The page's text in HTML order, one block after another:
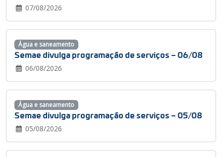
07/08/2026
Semae divulga programação de serviços – 06/08
06/08/2026
Água e saneamento
Semae divulga programação de serviços – 05/08
05/08/2026
Água e saneamento